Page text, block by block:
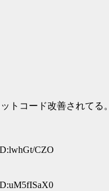
コード改善されてる。
CZO